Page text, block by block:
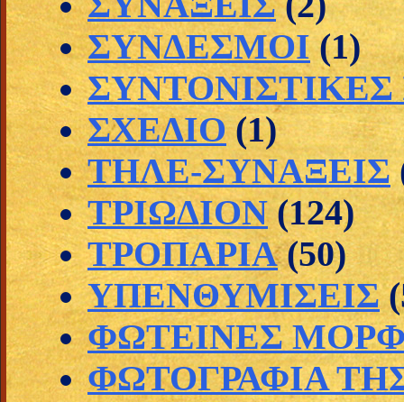
ΣΥΝΔΕΣΜΟΙ (1)
ΣΧΕΔΙΟ (1)
ΤΗΛΕ-ΣΥΝΑΞΕΙΣ
ΤΡΙΩΔΙΟΝ (124)
ΤΡΟΠΑΡΙΑ (50)
ΥΠΕΝΘΥΜΙΣΕΙΣ
ΦΩΤΕΙΝΕΣ
ΦΩΤΟΓΡΑΦΙΑ